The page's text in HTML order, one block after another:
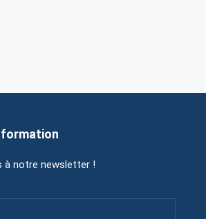
à notre newsletter !